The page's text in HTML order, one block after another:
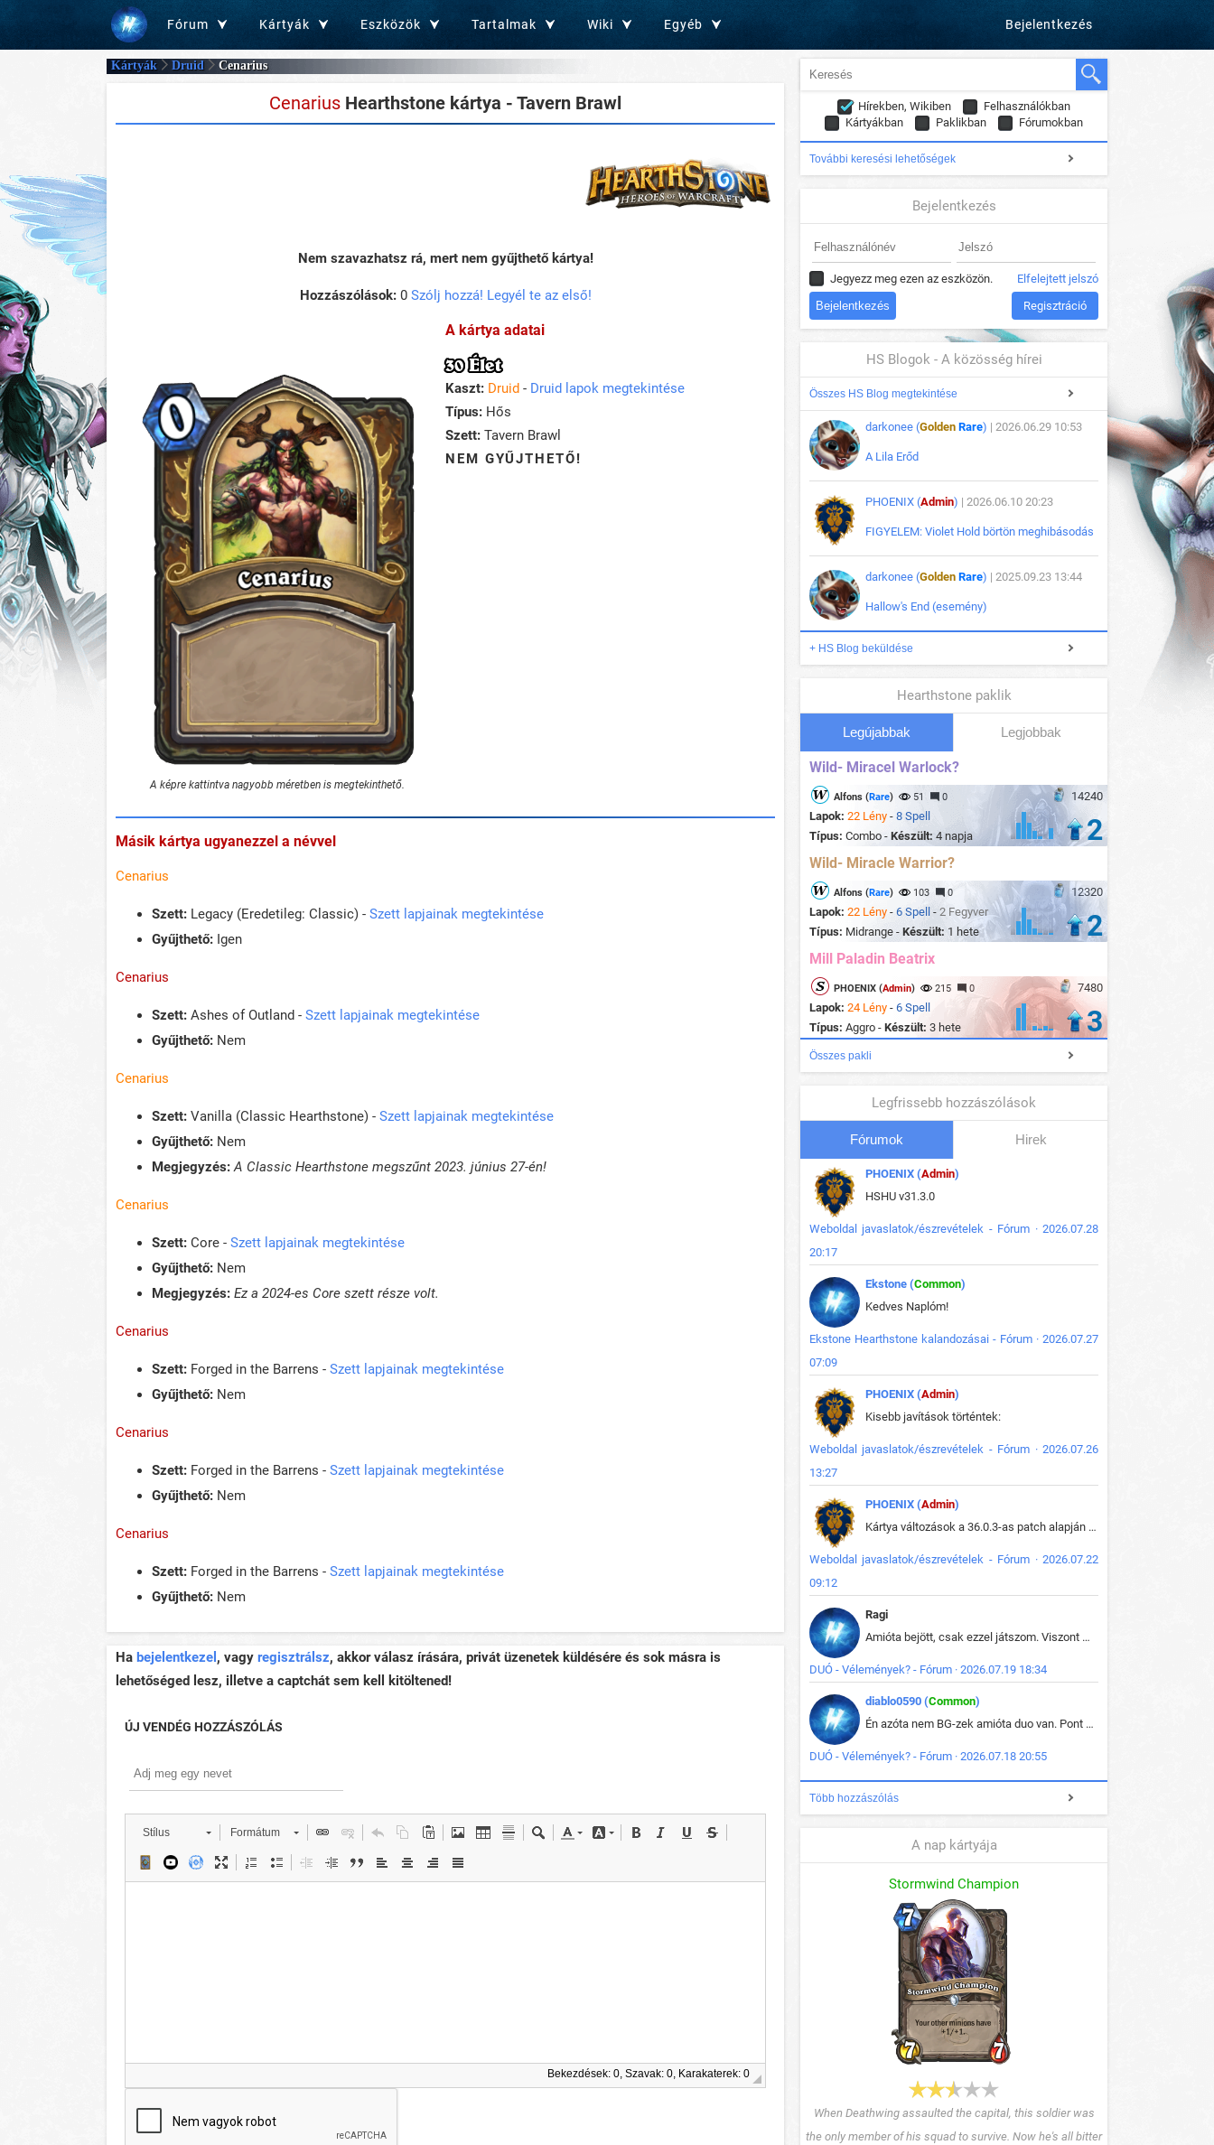
Fórum Kártyák Eszközök Tartalmak Wiki Egyéb Bejelentkezés
Kártyák Druid Cenarius
Cenarius Hearthstone kártya - Tavern Brawl
Nem szavazhatsz rá, mert nem gyűjthető kártya!
Hozzászólások:0 Szólj hozzá! Legyél te az első!
A képre kattintva nagyobb méretben is megtekinthető.
A kártya adatai
30 Élet
Kaszt: Druid - Druid lapok megtekintése
Típus: Hős
Szett: Tavern Brawl
NEM GYŰJTHETŐ!
Másik kártya ugyanezzel a névvel
Cenarius
Szett: Legacy (Eredetileg: Classic) - Szett lapjainak megtekintése
Gyűjthető: Igen
Cenarius
Szett: Ashes of Outland - Szett lapjainak megtekintése
Gyűjthető: Nem
Cenarius
Szett: Vanilla (Classic Hearthstone) - Szett lapjainak megtekintése
Gyűjthető: Nem
Megjegyzés: A Classic Hearthstone megszűnt 2023. június 27-én!
Cenarius
Szett: Core - Szett lapjainak megtekintése
Gyűjthető: Nem
Megjegyzés: Ez a 2024-es Core szett része volt.
Cenarius
Szett: Forged in the Barrens - Szett lapjainak megtekintése
Gyűjthető: Nem
Cenarius
Szett: Forged in the Barrens - Szett lapjainak megtekintése
Gyűjthető: Nem
Cenarius
Szett: Forged in the Barrens - Szett lapjainak megtekintése
Gyűjthető: Nem
Ha bejelentkezel , vagy regisztrálsz, akkor válasz írására, privát üzenetek küldésére és sok másra is
lehetőséged lesz, illetve a captchát sem kell kitöltened!
ÚJ VENDÉG HOZZÁSZÓLÁS
Stílus Formátum
Bekezdések: 0, Szavak: 0, Karakaterek: 0
Hírekben, Wikiben
Felhasználókban
Kártyákban
Paklikban Fórumokban
További keresési lehetőségek
Bejelentkezés
Jegyezz meg ezen az eszközön. Elfelejtett jelszó
Regisztráció
HS Blogok - A közösség hírei
Összes HS Blog megtekintése
darkonee (Golden Rare) | 2026.06.29 10:53
A Lila Erőd
PHOENIX (Admin) | 2026.06.10 20:23
FIGYELEM: Violet Hold börtön meghibásodás
darkonee (Golden Rare) | 2025.09.23 13:44
Hallow's End (esemény)
+ HS Blog beküldése
Hearthstone paklik
Legújabbak Legjobbak
Wild- Miracel Warlock?
14240
Alfons (Rare) 51 0
Lapok: 22 Lény - 8 Spell
Típus: Combo - Készült: 4 napja 2
Wild- Miracle Warrior?
12320
Alfons (Rare) 103 0
Lapok: 22 Lény - 6 Spell - 2 Fegyver
Típus: Midrange - Készült: 1 hete 2
Mill Paladin Beatrix
7480
PHOENIX (Admin) 215 0
Lapok: 24 Lény - 6 Spell
Típus: Aggro - Készült: 3 hete 3
Összes pakli
Legfrissebb hozzászólások
Fórumok Hirek
PHOENIX (Admin)
HSHU v31.3.0
Weboldal javaslatok/észrevételek - Fórum · 2026.07.28
20:17
Ekstone (Common)
Kedves Naplóm!
Ekstone Hearthstone kalandozásai - Fórum · 2026.07.27
07:09
PHOENIX (Admin)
Kisebb javítások történtek:
Weboldal javaslatok/észrevételek - Fórum · 2026.07.26
13:27
PHOENIX (Admin)
Kártya változások a 36.0.3-as patch alapján frissítve az adatbázisban (képek is cserélve).
Weboldal javaslatok/észrevételek - Fórum · 2026.07.22
09:12
Ragi
Amióta bejött, csak ezzel játszom. Viszont mint minden más - akár az alapjáték is, ez is baromira összetett lett. Néha már pár kör után is esélytelen az egész. Vagy irreállisan túltápol valaki, vagy lelép a partner, vagy csak hülye mint a segg. És amikor eljönne az én időm, na akkor jön el mindenki másé is. Engem jobban érdekelne, hogy ki milyen ratingen szokott játszani. Na ez lenne egy érdekes adat.
DUÓ - Vélemények? - Fórum · 2026.07.19 18:34
diablo0590 (Common)
Én azóta nem BG-zek amióta duo van. Pont azt szerettem benne, hogy rajtam múlik mi történik, nem pedig a társamon. Kérem vissza a régi BG-t :D
DUÓ - Vélemények? - Fórum · 2026.07.18 20:55
Több hozzászólás
A nap kártyája
Stormwind Champion
When Deathwing assaulted the capital, this soldier was
the only member of his squad to survive. Now he's all bitter